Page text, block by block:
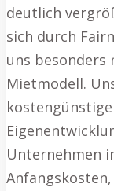
deutlich
sich durch
uns besonders
Mietmodell.
Unternehmen